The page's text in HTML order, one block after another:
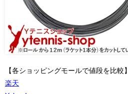
【各ショッピングモールで値段を比較】
楽天